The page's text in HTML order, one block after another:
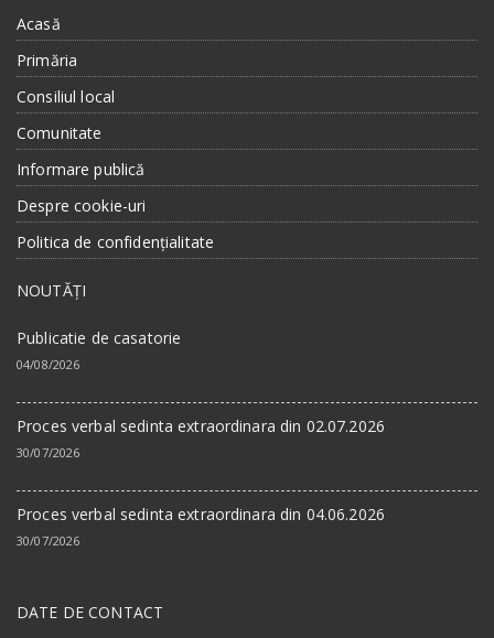
Acasă
Primăria
Consiliul local
Comunitate
Informare publică
Despre cookie-uri
Politica de confidențialitate
NOUTĂȚI
Publicatie de casatorie
04/08/2026
Proces verbal sedinta extraordinara din 02.07.2026
30/07/2026
Proces verbal sedinta extraordinara din 04.06.2026
30/07/2026
DATE DE CONTACT